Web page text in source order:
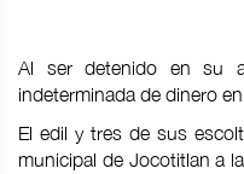
Al ser detenido en su
indeterminada de dinero
El edil y tres de sus
municipal de Jocotitlan a